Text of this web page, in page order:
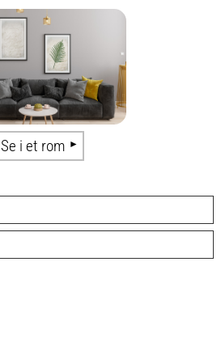
Se i et rom